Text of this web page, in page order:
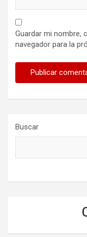
Guardar mi nombre,
navegador para la
Buscar